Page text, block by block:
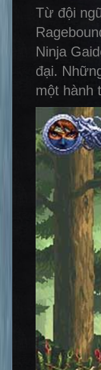
Từ đội
Ninja
đại.
một hành